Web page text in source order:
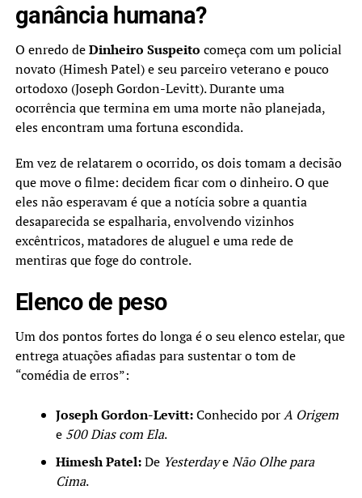
ganância humana?
O enredo deDinheiro Suspeito começa com um policial
novato (Himesh Patel) e seu parceiro veterano e pouco
ortodoxo (Joseph Gordon-Levitt). Durante uma
ocorrência que termina em uma morte não planejada,
eles encontram uma fortuna escondida.
Em vez de relatarem o ocorrido, os dois tomam a decisão
que move o filme: decidem ficar com o dinheiro. O que
eles não esperavam é que a notícia sobre a quantia
desaparecida se espalharia, envolvendo vizinhos
excêntricos, matadores de aluguel e uma rede de
mentiras que foge do controle.
Elenco de peso
Um dos pontos fortes do longa é o seu elenco estelar, que
entrega atuações afiadas para sustentar o tom de
“comédia de erros”:
Joseph Gordon-Levitt:Conhecido porA Origem
e 500 Dias com Ela.
Himesh Patel:De YesterdayeNão Olhe para
Cima.